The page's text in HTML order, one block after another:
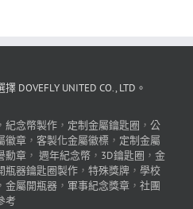
DOVEFLY UNITED CO., LTD。
， 紀念幣製作 ， 定制金屬鑰匙圈 ， 公
徽章 ， 客製化金屬徽標 ， 定制金屬
勳章 ， 週年紀念幣 ， 3D鑰匙圈 ， 金
瓶器鑰匙圈製作 ， 特殊獎牌 ， 學校
， 金屬開瓶器 ， 軍事紀念獎章 ， 社團
考